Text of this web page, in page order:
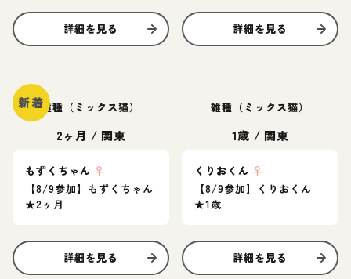
詳細を見る 詳細を見る
新着雑種（ミックス猫）
2ヶ月 / 関東
もずくちゃん ♀
【8/9参加】もずくちゃん
★2ヶ月
詳細を見る
雑種（ミックス猫）
1歳 / 関東
くりおくん ♀
【8/9参加】くりおくん
★1歳
詳細を見る